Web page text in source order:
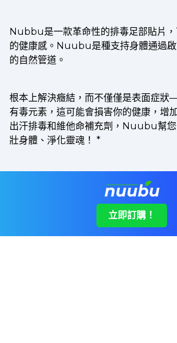
Nubbu是一款革命性的排毒足部貼片，
的健康感。Nuubu是種支持身體通過
的自然管道。
根本上解決癥結，而不僅僅是表面症
有毒元素，這可能會損害你的健康，增
出汗排毒和維他命補充劑，Nuubu幫
壯身體、淨化靈魂！ *
立即訂購！